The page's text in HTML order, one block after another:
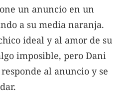
un anuncio en un
a su media naranja.
ideal y al amor de su
imposible, pero Dani
al anuncio y se